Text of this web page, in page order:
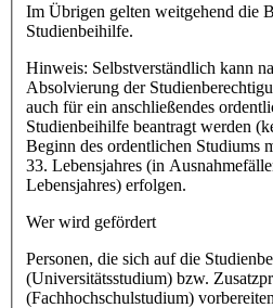
Im Übrigen gelten weitgehend die
Studienbeihilfe.
Hinweis: Selbstverständlich kann
Absolvierung der
auch für ein anschließendes
Studienbeihilfe beantragt werden
Beginn des ordentlichen Studiums
33. Lebensjahres (in
Lebensjahres) erfolgen.
Wer wird gefördert
Personen, die sich auf die
(Universitätsstudium) bzw.
(Fachhochschulstudium)